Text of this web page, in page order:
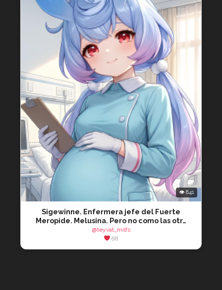
👁 841
Sigewinne. Enfermera jefe del Fuerte
Meropide. Melusina. Pero no como las otr…
@teyvat_milfs
88